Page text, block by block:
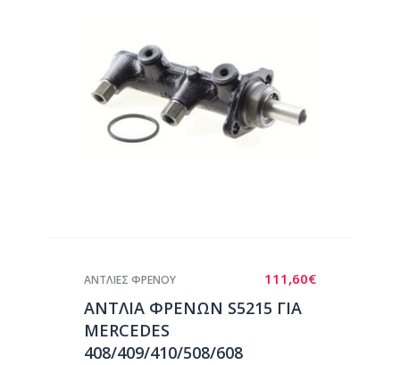
111,60€
ΑΝΤΛΙΕΣ ΦΡΕΝΟΥ
ΑΝΤΛΙΑ ΦΡΕΝΩΝ S5215 ΓΙΑ
MERCEDES
408/409/410/508/608